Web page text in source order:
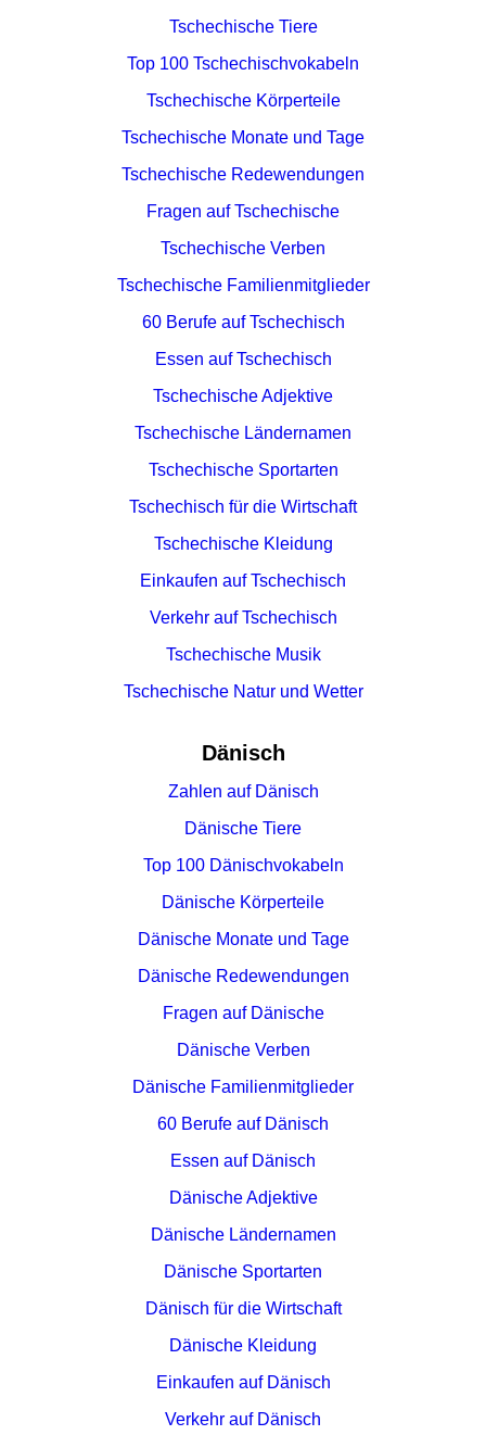
Tschechische Tiere
Top 100 Tschechischvokabeln
Tschechische Körperteile
Tschechische Monate und Tage
Tschechische Redewendungen
Fragen auf Tschechische
Tschechische Verben
Tschechische Familienmitglieder
60 Berufe auf Tschechisch
Essen auf Tschechisch
Tschechische Adjektive
Tschechische Ländernamen
Tschechische Sportarten
Tschechisch für die Wirtschaft
Tschechische Kleidung
Einkaufen auf Tschechisch
Verkehr auf Tschechisch
Tschechische Musik
Tschechische Natur und Wetter
Dänisch
Zahlen auf Dänisch
Dänische Tiere
Top 100 Dänischvokabeln
Dänische Körperteile
Dänische Monate und Tage
Dänische Redewendungen
Fragen auf Dänische
Dänische Verben
Dänische Familienmitglieder
60 Berufe auf Dänisch
Essen auf Dänisch
Dänische Adjektive
Dänische Ländernamen
Dänische Sportarten
Dänisch für die Wirtschaft
Dänische Kleidung
Einkaufen auf Dänisch
Verkehr auf Dänisch